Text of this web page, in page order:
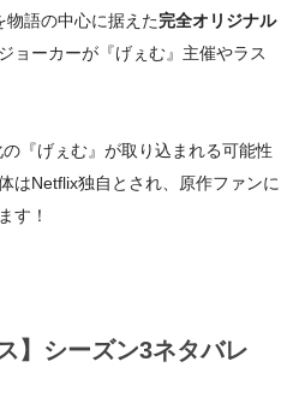
語の中心に据えた完全オリジナル
ョーカーが『げぇむ』主催やラス
の『げぇむ』が取り込まれる可能性
はNetflix独自とされ、原作ファンに
す！
】シーズン3ネタバレ